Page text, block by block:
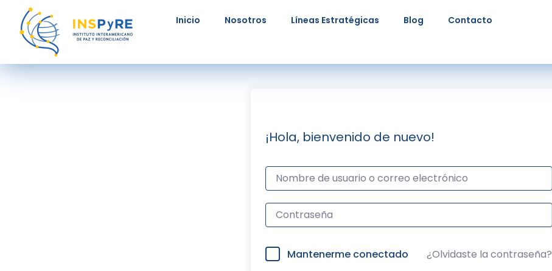
contenido
Inicio Nosotros Líneas Estratégicas Blog Contacto
¡Hola, bienvenido de nuevo!
Mantenerme conectado ¿Olvidaste la contraseña?